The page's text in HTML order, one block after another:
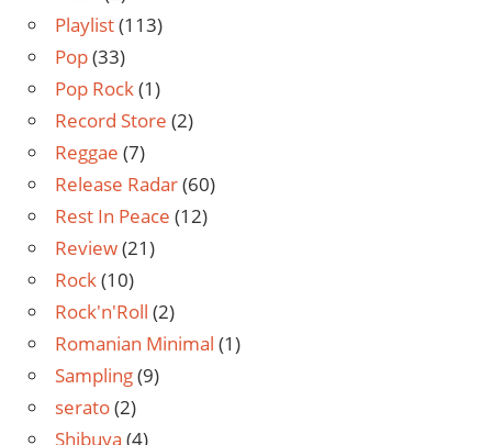
Playlist(113)
Pop(33)
Pop Rock(1)
Record Store (2)
Reggae (7)
Release Radar(60)
Rest In Peace (12)
Review(21)
Rock(10)
Rock'n'Roll (2)
Romanian Minimal (1)
Sampling(9)
serato(2)
Shibuya (4)